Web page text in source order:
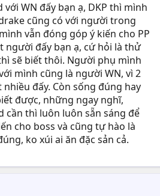
WN đấy bạn ạ, DKP thì mình
cũng có với người trong
vẫn đóng góp ý kiến cho PP
người đấy bạn ạ, cứ hỏi là thử
sẽ biết thôi. Người phụ mình
mình cũng là người WN, vì 2
đấy. Còn sống đúng hay
được, những ngay nghĩ,
cần thì luôn luôn sẵn sáng để
cho boss và cũng tự hào là
ko xúi ai ăn đặc sản cả.